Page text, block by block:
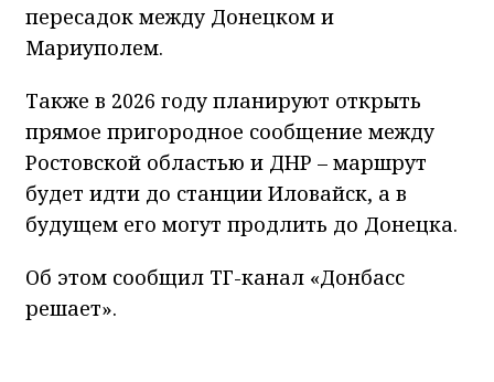
пересадок между Донецком и
Мариуполем.
Также в 2026 году планируют открыть
прямое пригородное сообщение между
Ростовской областью и ДНР – маршрут
будет идти до станции Иловайск, а в
будущем его могут продлить до Донецка.
Об этом сообщил ТГ-канал «Донбасс
решает».